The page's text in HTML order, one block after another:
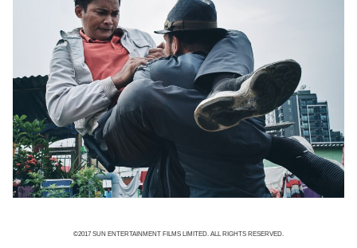
©2017 SUN ENTERTAINMENT FILMS LIMITED. ALL RIGHTS RESERVED.